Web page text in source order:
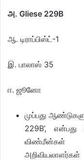
அ. Gliese 229B
ஆ. டிராப்பிஸ்ட்-1
இ. பாலாஸ் 35
ஈ. ஜூனோ
முப்பது
229B’,
விண்மீன்கள்
அறிவியலாளர்கள்